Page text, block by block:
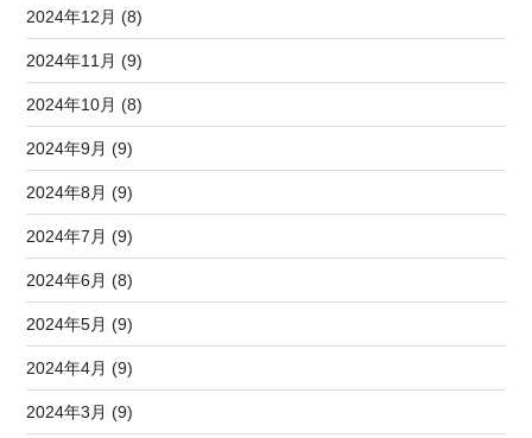
2024年12月 (8)
2024年11月 (9)
2024年10月 (8)
2024年9月 (9)
2024年8月 (9)
2024年7月 (9)
2024年6月 (8)
2024年5月 (9)
2024年4月 (9)
2024年3月 (9)